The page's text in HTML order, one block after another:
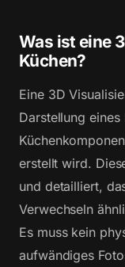
Was ist eine
Küchen?
Eine 3D
Darstellung
erstellt wird.
und detailliert,
Verwechseln
Es muss kein
aufwändiges